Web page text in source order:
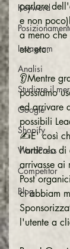
Keyword
Instagram
Analisi
Studiare il
Google
Shopify
WordPress
Competitor
Blog
parlare
e non
a meno
etc etc.
👂Mentre
possiamo
ed arrivare
possibili
✍️E' così
l'articolo di
arrivasse ai
Post
ci abbiam
l'utente a